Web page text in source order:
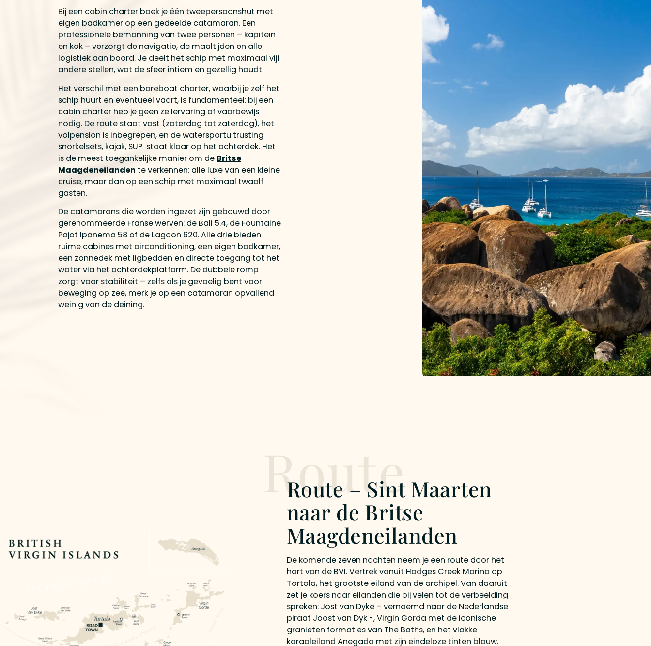
Bij een cabin charter boek je één tweepersoonshut met
eigen badkamer op een gedeelde catamaran. Een
professionele bemanning van twee personen – kapitein
en kok – verzorgt de navigatie, de maaltijden en alle
logistiek aan boord. Je deelt het schip met maximaal vijf
andere stellen, wat de sfeer intiem en gezellig houdt.
Het verschil met een bareboat charter, waarbij je zelf het
schip huurt en eventueel vaart, is fundamenteel: bij een
cabin charter heb je geen zeilervaring of vaarbewijs
nodig. De route staat vast (zaterdag tot zaterdag), het
volpension is inbegrepen, en de watersportuitrusting
snorkelsets, kajak, SUP staat klaar op het achterdek. Het
is de meest toegankelijke manier om de Britse
Maagdeneilanden te verkennen: alle luxe van een kleine
cruise, maar dan op een schip met maximaal twaalf
gasten.
De catamarans die worden ingezet zijn gebouwd door
gerenommeerde Franse werven: de Bali 5.4, de Fountaine
Pajot Ipanema 58 of de Lagoon 620. Alle drie bieden
ruime cabines met airconditioning, een eigen badkamer,
een zonnedek met ligbedden en directe toegang tot het
water via het achterdekplatform. De dubbele romp
zorgt voor stabiliteit – zelfs als je gevoelig bent voor
beweging op zee, merk je op een catamaran opvallend
weinig van de deining.
Route
Route – Sint Maarten
naar de Britse
Maagdeneilanden
De komende zeven nachten neem je een route door het
hart van de BVI. Vertrek vanuit Hodges Creek Marina op
Tortola, het grootste eiland van de archipel. Van daaruit
zet je koers naar eilanden die bij velen tot de verbeelding
spreken: Jost van Dyke – vernoemd naar de Nederlandse
piraat Joost van Dyk -, Virgin Gorda met de iconische
granieten formaties van The Baths, en het vlakke
koraaleiland Anegada met zijn eindeloze tinten blauw.